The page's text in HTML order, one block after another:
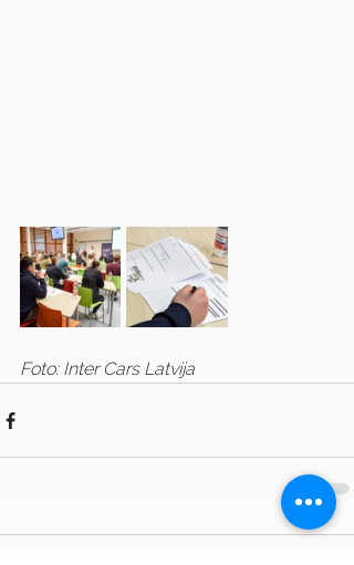
Foto: Inter Cars Latvija